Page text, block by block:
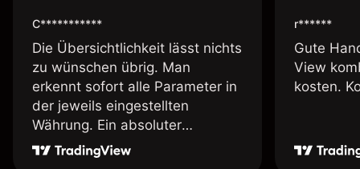
C***********
Die Übersichtlichkeit lässt nichts
zu wünschen übrig. Man
erkennt sofort alle Parameter in
der jeweils eingestellten
Währung. Ein absoluter
Pluspunkt an dieser Stelle.
r******
Gute
View
kosten.